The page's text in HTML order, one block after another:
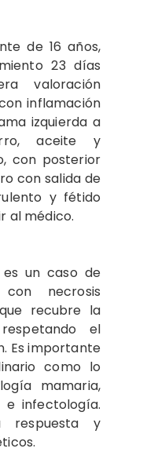
de 16 años,
23 días
valoración
inflamación
izquierda a
aceite y
con posterior
con salida de
y fétido
al médico.
un caso de
necrosis
recubre la
el
Es importante
como lo
mamaria,
infectología.
respuesta y